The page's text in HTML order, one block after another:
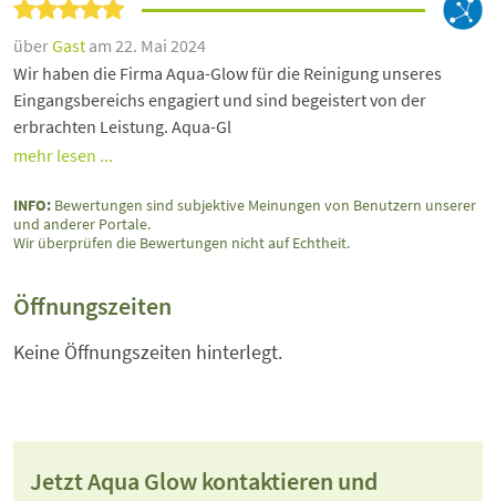
überGast am 22. Mai 2024
Wir haben die Firma Aqua-Glow für die Reinigung unseres
Eingangsbereichs engagiert und sind begeistert von der
erbrachten Leistung. Aqua-Gl
mehr lesen ...
INFO: Bewertungen sind subjektive Meinungen von Benutzern unserer
und anderer Portale.
Wir überprüfen die Bewertungen nicht auf Echtheit.
Öffnungszeiten
Keine Öffnungszeiten hinterlegt.
Jetzt Aqua Glow kontaktieren und